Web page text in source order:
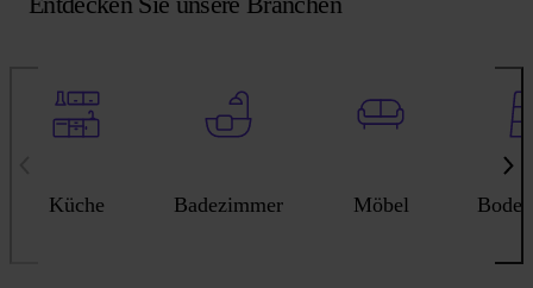
Küche Badezimmer Möbel